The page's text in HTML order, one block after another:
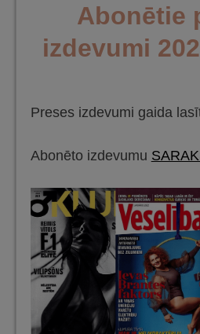
Abonētie
izdevumi
Preses izdevumi gaida
Abonēto izdevumu